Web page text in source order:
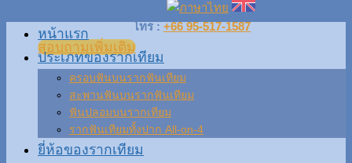
โทร : +66 95-517-1587
สอบถามเพิ่มเติม
หน้าแรก
ประเภทของรากเทียม
ครอบฟันบนรากฟันเทียม
สะพานฟันบนรากฟันเทียม
ฟันปลอมบนรากเทียม
รากฟันเทียมทั้งปาก All-on-4
ยี่ห้อของรากเทียม